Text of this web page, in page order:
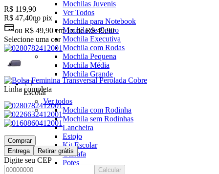
Mochilas Juvenis
Ver Todos
Mochila para Notebook
Mochila de Couro
Mochila Executiva
Mochila com Rodas
Mochila Pequena
Mochila Média
Mochila Grande
Escolar
Ver todos
Mochila com Rodinha
Mochila sem Rodinhas
Lancheira
Estojo
Kit Escolar
Garrafa
Potes
R$ 119,90
R$ 47,40no pix
ou R$ 49,90 em1x de R$ 49,90
Selecione uma cor
Linha completa
Comprar
Entrega
Retirar grátis
Digite seu CEP
Calcular